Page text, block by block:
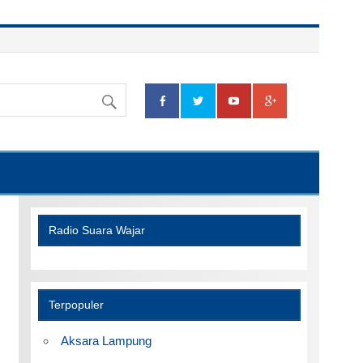
Radio Suara Wajar
Terpopuler
Aksara Lampung